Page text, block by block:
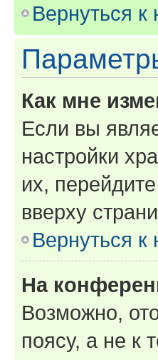
Вернуться к
Как мне
Если вы
настройки
их,
вверху
Вернуться к
На
Возможно,
поясу, а не к